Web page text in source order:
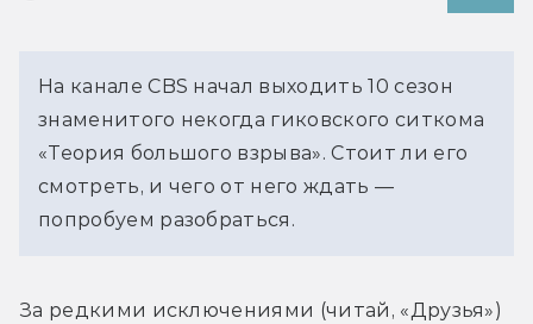
На канале CBS начал выходить 10 сезон
знаменитого некогда гиковского ситкома
«Теория большого взрыва». Стоит ли его
смотреть, и чего от него ждать —
попробуем разобраться.
За редкими исключениями (читай, «Друзья»)